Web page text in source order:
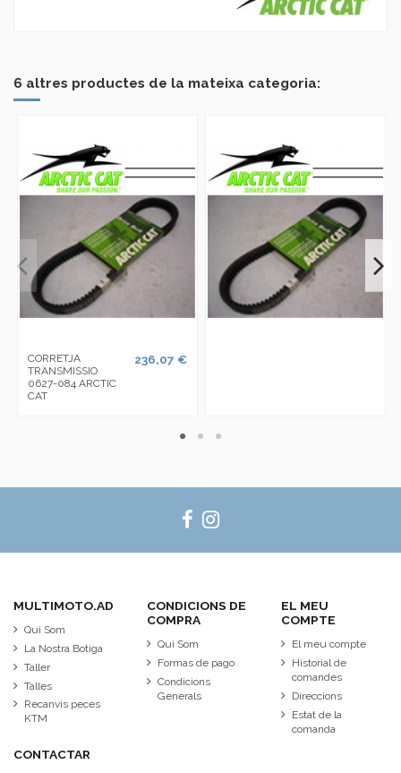
6 altres productes de la mateixa categoria:
CORRETJA
TRANSMISSIO
0627-084 ARCTIC
CAT
236,07 €
MULTIMOTO.AD
Qui Som
La Nostra Botiga
Taller
Talles
Recanvis peces
KTM
CONDICIONS DE
COMPRA
Qui Som
Formas de pago
Condicions
Generals
EL MEU
COMPTE
El meu compte
Historial de
comandes
Direccions
Estat de la
comanda
CONTACTAR